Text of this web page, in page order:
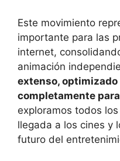
Este movimiento
importante para las
internet,
animación
extenso, optimizado
completamente
exploramos todos
llegada a los cines y
futuro del